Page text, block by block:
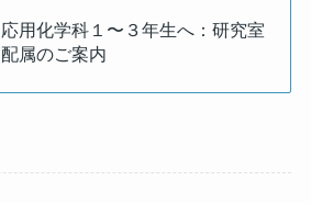
応用化学科１〜３年生へ：研究室
配属のご案内